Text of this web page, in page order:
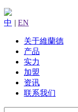
中 | EN
关于維蘭德
产品
实力
加盟
资讯
联系我们